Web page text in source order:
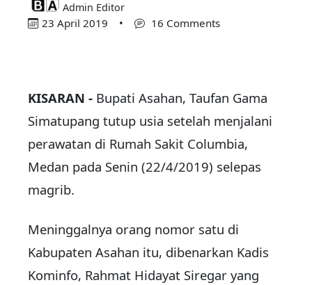
Admin Editor
23 April 2019 • 16 Comments
KISARAN - Bupati Asahan, Taufan Gama
Simatupang tutup usia setelah menjalani
perawatan di Rumah Sakit Columbia,
Medan pada Senin (22/4/2019) selepas
magrib.
Meninggalnya orang nomor satu di
Kabupaten Asahan itu, dibenarkan Kadis
Kominfo, Rahmat Hidayat Siregar yang